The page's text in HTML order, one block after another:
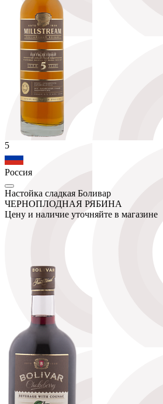
5
Россия
Настойка сладкая Боливар
ЧЕРНОПЛОДНАЯ РЯБИНА
Цену и наличие уточняйте в магазине